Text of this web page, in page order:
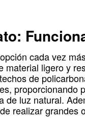
cada vez
material ligero y
de
proporcionando
de luz natural.
realizar grandes